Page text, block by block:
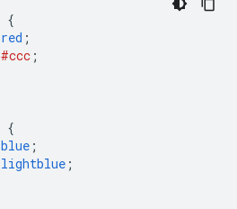
{
red ;
#ccc ;
{
blue ;
lightblue ;